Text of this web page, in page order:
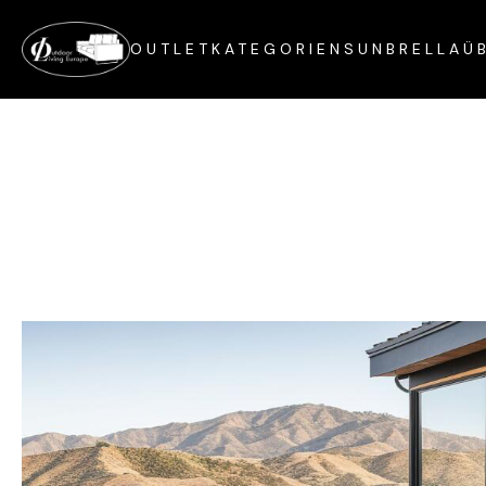
OUTLET KATEGORIEN SUNBRELLA